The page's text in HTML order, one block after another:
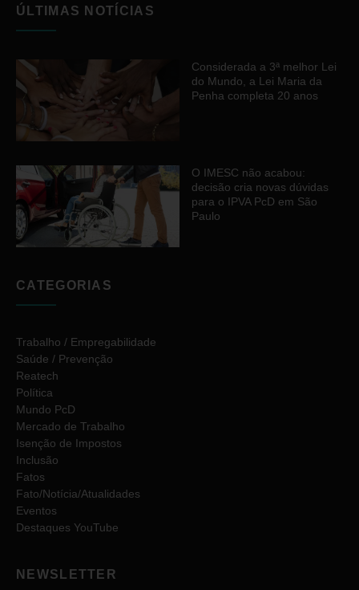
ÚLTIMAS NOTÍCIAS
Considerada a 3ª melhor Lei
do Mundo, a Lei Maria da
Penha completa 20 anos
O IMESC não acabou:
decisão cria novas dúvidas
para o IPVA PcD em São
Paulo
CATEGORIAS
Trabalho / Empregabilidade
Saúde / Prevenção
Reatech
Política
Mundo PcD
Mercado de Trabalho
Isenção de Impostos
Inclusão
Fatos
Fato/Notícia/Atualidades
Eventos
Destaques YouTube
NEWSLETTER